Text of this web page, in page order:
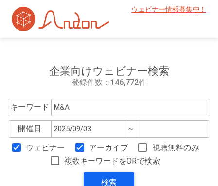
ウェビナー情報募集中！
企業向けウェビナー検索
登録件数：146,772件
キーワード
開催日 ～
ウェビナー アーカイブ
視聴無料のみ
複数キーワードをORで検索
検索